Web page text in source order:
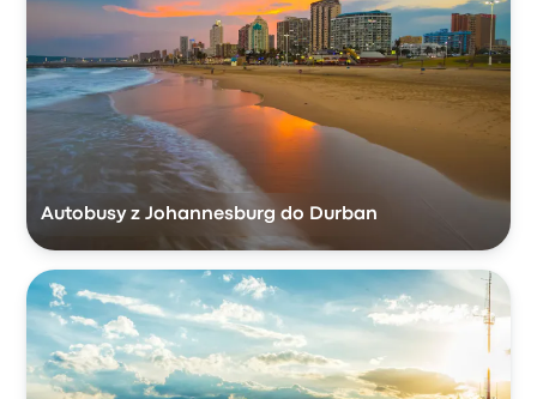
Autobusy z Johannesburg do Durban